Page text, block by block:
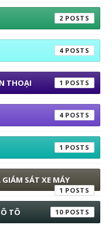
2
4
THOẠI 1
4
1
SÁT XE MÁY
1
TÔ 10